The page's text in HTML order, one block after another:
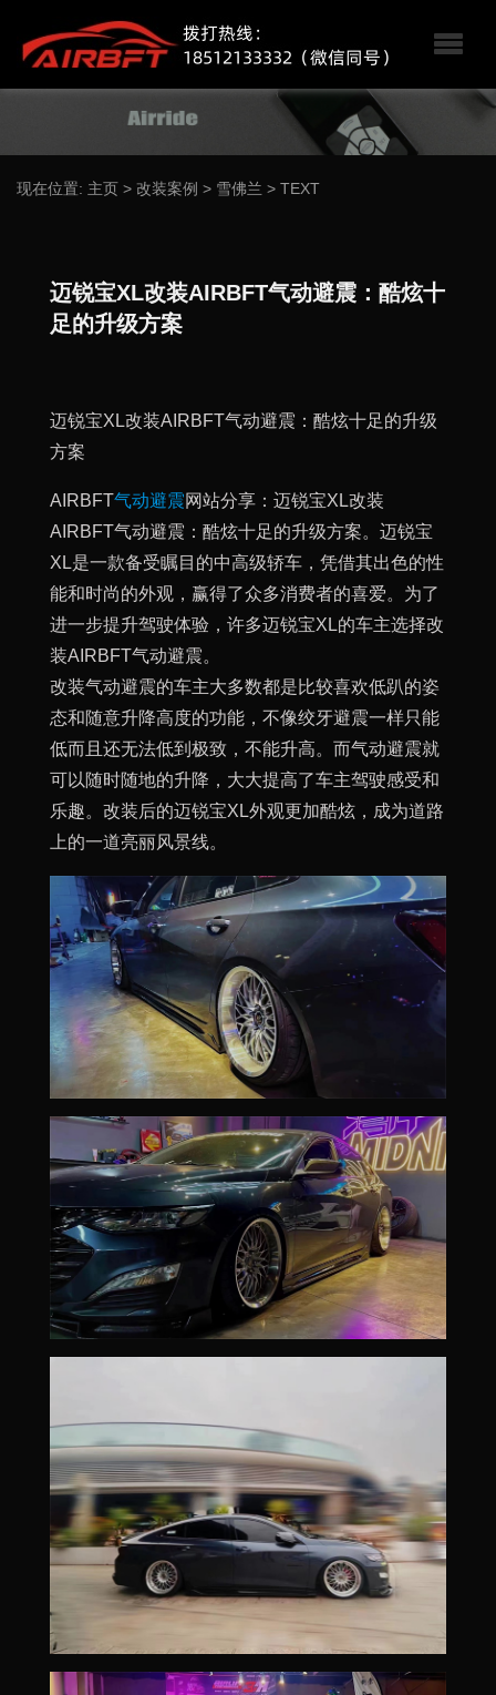
现在位置: 主页 > 改装案例 > 雪佛兰 > TEXT
迈锐宝XL改装AIRBFT气动避震：酷炫十
足的升级方案
迈锐宝XL改装AIRBFT气动避震：酷炫十足的升级
方案
AIRBFT气动避震网站分享：迈锐宝XL改装
AIRBFT气动避震：酷炫十足的升级方案。迈锐宝
XL是一款备受瞩目的中高级轿车，凭借其出色的性
能和时尚的外观，赢得了众多消费者的喜爱。为了
进一步提升驾驶体验，许多迈锐宝XL的车主选择改
装AIRBFT气动避震。
改装气动避震的车主大多数都是比较喜欢低趴的姿
态和随意升降高度的功能，不像绞牙避震一样只能
低而且还无法低到极致，不能升高。而气动避震就
可以随时随地的升降，大大提高了车主驾驶感受和
乐趣。改装后的迈锐宝XL外观更加酷炫，成为道路
上的一道亮丽风景线。